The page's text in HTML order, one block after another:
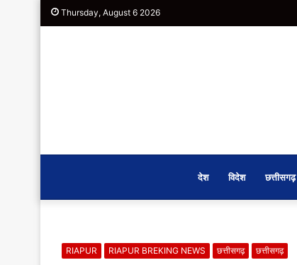
Thursday, August 6 2026
देश विदेश छत्तीसगढ़
RIAPUR RIAPUR BREKING NEWS छत्तीसगढ़ छत्तीसगढ़